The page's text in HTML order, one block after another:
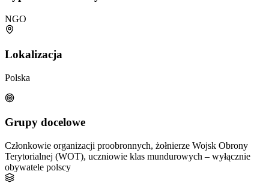
NGO
Lokalizacja
Polska
Grupy docelowe
Członkowie organizacji proobronnych, żołnierze Wojsk Obrony
Terytorialnej (WOT), uczniowie klas mundurowych – wyłącznie
obywatele polscy